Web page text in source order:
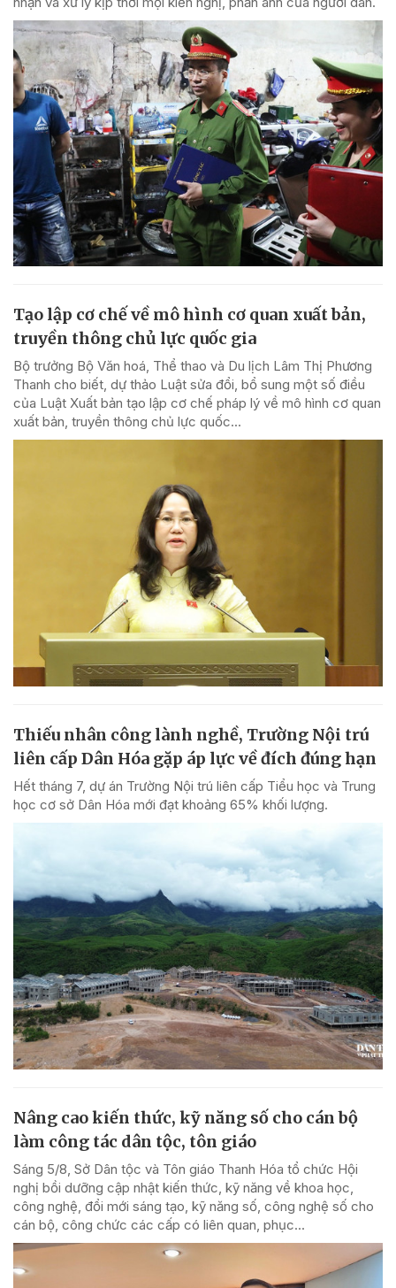
Tạo lập cơ chế về mô hình cơ quan xuất bản,
truyền thông chủ lực quốc gia
Bộ trưởng Bộ Văn hoá, Thể thao và Du lịch Lâm Thị Phương
Thanh cho biết, dự thảo Luật sửa đổi, bổ sung một số điều
của Luật Xuất bản tạo lập cơ chế pháp lý về mô hình cơ quan
xuất bản, truyền thông chủ lực quốc...
Thiếu nhân công lành nghề, Trường Nội trú
liên cấp Dân Hóa gặp áp lực về đích đúng hạn
Hết tháng 7, dự án Trường Nội trú liên cấp Tiểu học và Trung
học cơ sở Dân Hóa mới đạt khoảng 65% khối lượng.
Nâng cao kiến thức, kỹ năng số cho cán bộ
làm công tác dân tộc, tôn giáo
Sáng 5/8, Sở Dân tộc và Tôn giáo Thanh Hóa tổ chức Hội
nghị bồi dưỡng cập nhật kiến thức, kỹ năng về khoa học,
công nghệ, đổi mới sáng tạo, kỹ năng số, công nghệ số cho
cán bộ, công chức các cấp có liên quan, phục...